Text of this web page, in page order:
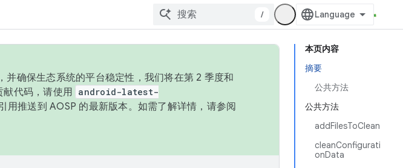
/
本页内容
摘要
公共方法
公共方法
addFilesToClean
cleanConfigurati
onData
确保生态系统的平台稳定性，我们将在第 2 季度和
献代码，请使用 android-latest-
用推送到 AOSP 的最新版本。如需了解详情，请参阅